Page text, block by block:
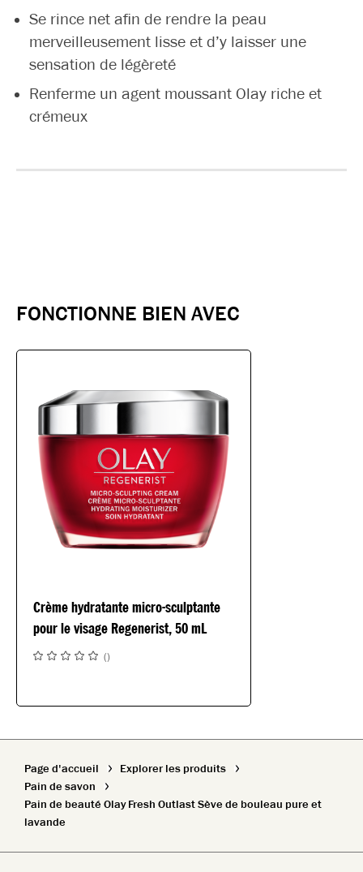
Se rince net afin de rendre la peau
merveilleusement lisse et d’y laisser une
sensation de légèreté
Renferme un agent moussant Olay riche et
crémeux
FONCTIONNE BIEN AVEC
Crème hydratante micro-sculptante
pour le visage Regenerist, 50 mL
()
Page d'accueil
Explorer les produits
Pain de savon
Pain de beauté Olay Fresh Outlast Sève de bouleau pure et
lavande